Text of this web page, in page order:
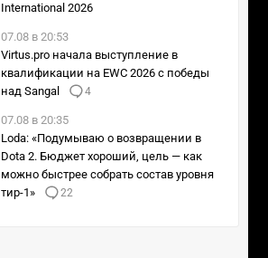
International 2026
07.08 в 20:53
Virtus.pro начала выступление в
квалификации на EWC 2026 с победы
над Sangal
4
07.08 в 20:35
Loda: «Подумываю о возвращении в
Dota 2. Бюджет хороший, цель — как
можно быстрее собрать состав уровня
тир-1»
22